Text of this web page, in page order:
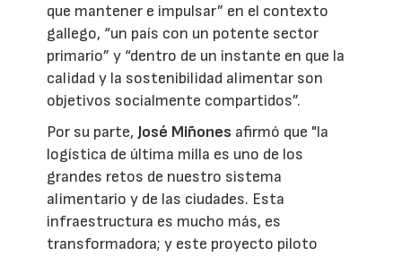
que mantener e impulsar” en el contexto
gallego, “un país con un potente sector
primario” y “dentro de un instante en que la
calidad y la sostenibilidad alimentar son
objetivos socialmente compartidos”.
Por su parte, José Miñones afirmó que "la
logística de última milla es uno de los
grandes retos de nuestro sistema
alimentario y de las ciudades. Esta
infraestructura es mucho más, es
transformadora; y este proyecto piloto